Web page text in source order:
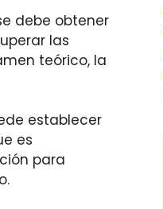
debe obtener
las
teórico, la
establecer
es
para